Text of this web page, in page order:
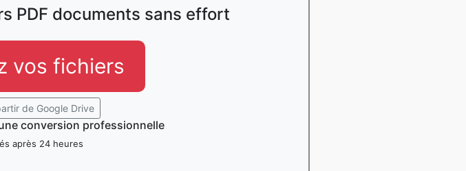
PDF documents sans effort
vos fichiers
de Google Drive
conversion professionnelle
après 24 heures